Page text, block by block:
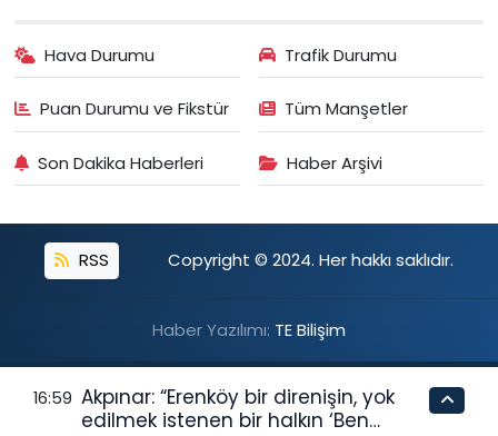
Hava Durumu Trafik Durumu
Puan Durumu ve Fikstür Tüm Manşetler
Son Dakika Haberleri Haber Arşivi
RSS Copyright © 2024. Her hakkı saklıdır.
Haber Yazılımı: TE Bilişim
16:59 Akpınar: “Erenköy bir direnişin, yok
edilmek istenen bir halkın ‘Ben